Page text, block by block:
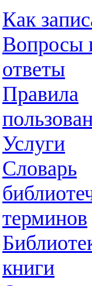
Как
Вопросы
ответы
Правила
Услуги
Словарь
терминов
книги